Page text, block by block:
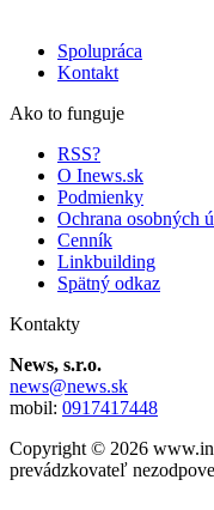
Spolupráca
Kontakt
Ako to funguje
RSS?
O Inews.sk
Podmienky
Ochrana osobných
Cenník
Linkbuilding
Spätný odkaz
Kontakty
News, s.r.o.
news@news.sk
mobil: 0917417448
Copyright © 2026
prevádzkovateľ